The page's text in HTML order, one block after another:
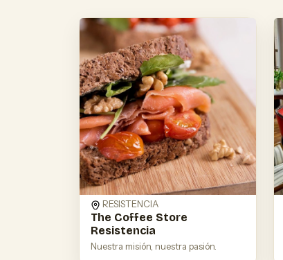
RESISTENCIA
The Coffee Store
Resistencia
Nuestra misión, nuestra pasión.